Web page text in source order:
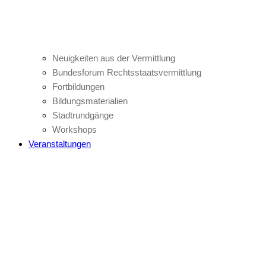
Neuigkeiten aus der Vermittlung
Bundesforum Rechtsstaatsvermittlung
Fortbildungen
Bildungsmaterialien
Stadtrundgänge
Workshops
Veranstaltungen